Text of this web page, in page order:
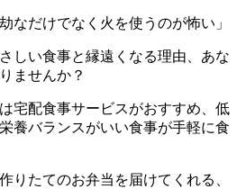
なだけでなく火を使うのが怖い」
しい食事と縁遠くなる理由、あな
ませんか？
宅配食事サービスがおすすめ、低
養バランスがいい食事が手軽に食
りたてのお弁当を届けてくれる、